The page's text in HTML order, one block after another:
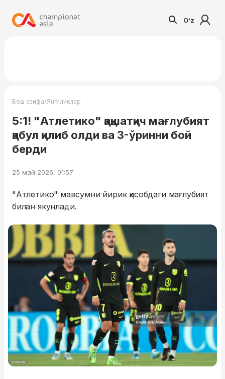
O'z
Бош саҳифа/Янгиликлар
5:1! "Атлетико" қақшатқич мағлубият
қабул қилиб олди ва 3-ўринни бой
берди
25 май 2026, 01:57
"Атлетико" мавсумни йирик ҳисобдаги мағлубият
билан якунлади.